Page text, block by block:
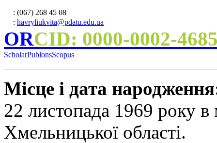
: (067) 268 45 08
: havryliukvita@pdatu.edu.ua
ORCID: 0000-0002-
ScholarPublonsScopus
Місце і дата
22 листопада 1969 року
Хмельницької області.